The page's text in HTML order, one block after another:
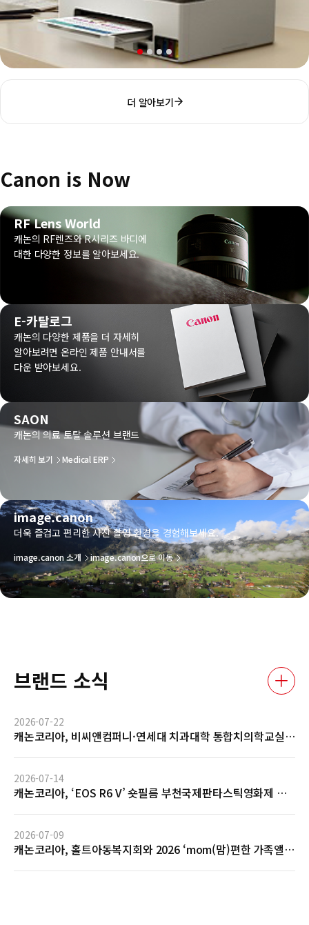
더 알아보기
Canon is Now
RF Lens World
캐논의 RF렌즈와 R시리즈 바디에
대한 다양한 정보를 알아보세요.
E-카탈로그
캐논의 다양한 제품을 더 자세히
알아보려면 온라인 제품 안내서를
다운 받아보세요.
SAON
캐논의 의료 토탈 솔루션 브랜드
자세히 보기 Medical ERP
image.canon
더욱 즐겁고 편리한 사진 촬영 환경을 경험해보세요.
image.canon 소개 image.canon으로 이동
브랜드 소식
2026-07-22
캐논코리아, 비씨앤컴퍼니·연세대 치과대학 통합치의학교실
2026-07-14
캐논코리아, ‘EOS R6 V’ 숏필름 부천국제판타스틱영화제 공
2026-07-09
캐논코리아, 홀트아동복지회와 2026 ‘mom(맘)편한 가족앨